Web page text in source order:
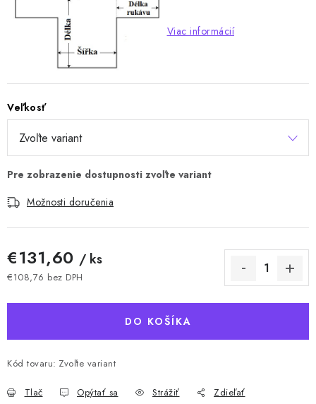
Viac informácií
Veľkosť
Možnosti doručenia
€131,60 / ks
€108,76 bez DPH
DO KOŠÍKA
Kód tovaru: Zvoľte variant
Tlač Opýtať sa Strážiť Zdieľať